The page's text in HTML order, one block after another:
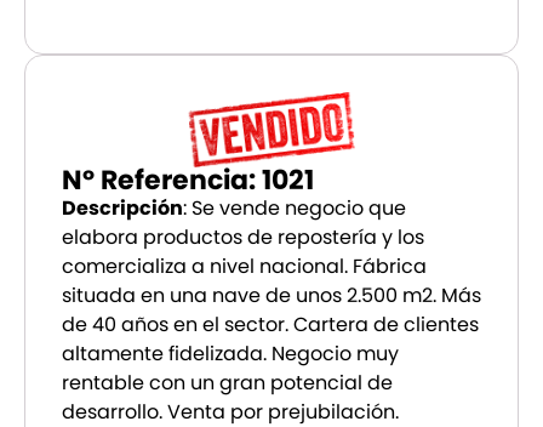
Nº Referencia: 1021
Descripción: Se vende negocio que
elabora productos de repostería y los
comercializa a nivel nacional. Fábrica
situada en una nave de unos 2.500 m2. Más
de 40 años en el sector. Cartera de clientes
altamente fidelizada. Negocio muy
rentable con un gran potencial de
desarrollo. Venta por prejubilación.